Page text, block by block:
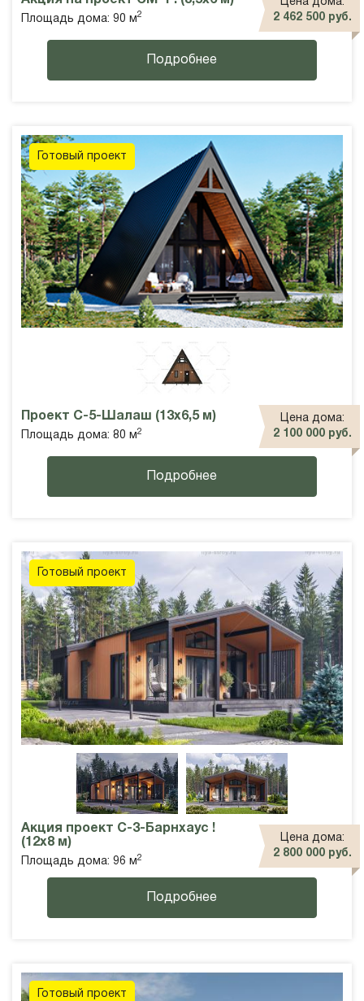
Площадь дома: 90 м2
2 462 500 руб.
Подробнее
Готовый проект
Проект С-5-Шалаш (13х6,5 м)
Площадь дома: 80 м 2
Цена дома:
2 100 000 руб.
Подробнее
Готовый проект
Акция проект С-3-Барнхаус !
(12х8 м)
Площадь дома: 96 м 2
Цена дома:
2 800 000 руб.
Подробнее
Готовый проект